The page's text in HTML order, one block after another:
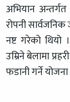
अभियान
रोपनी
नष्ट गरेको थियो
उम्रिने बेलामा
फडानी गर्ने